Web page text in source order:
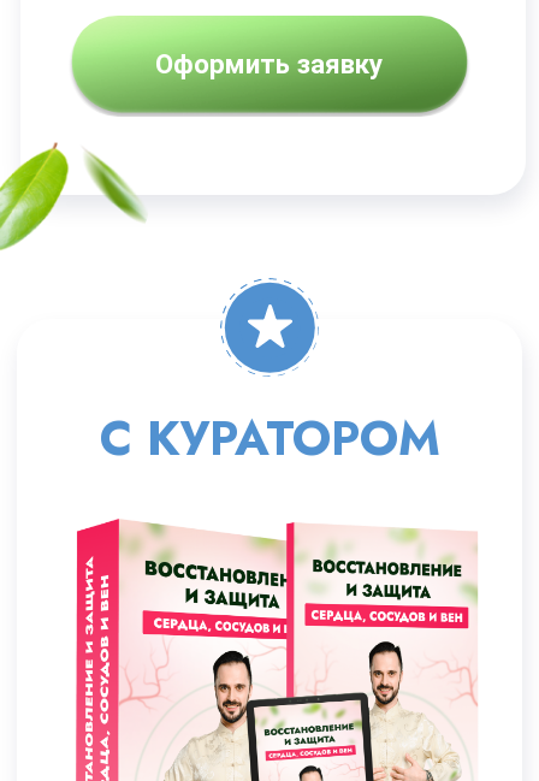
МАКСИМАЛЬНЫЙ
10 основных модулей
+2 спец. модуля (молодость и
красота, антилень и мотивация)
Доступ к курсу 18 месяцев
Поддержка
кураторами
Поддерживающие занятия
Брошюры, методички, чек-листы
Доступ к МАСТЕР-ГРУППЕ
на протяжении 5 месяцев